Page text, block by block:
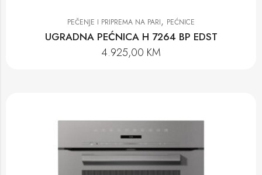
PEČENJE I PRIPREMA NA PARI, PEĆNICE
UGRADNA PEĆNICA H 7264 BP EDST
4.925,00 KM